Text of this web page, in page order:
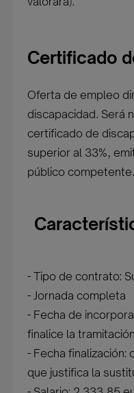
Certificado
Oferta de empleo
discapacidad. Será
certificado de
superior al 33%,
público competente.
- Tipo de contrato:
- Jornada completa
- Fecha de
finalice la
- Fecha finalización:
que justifica la